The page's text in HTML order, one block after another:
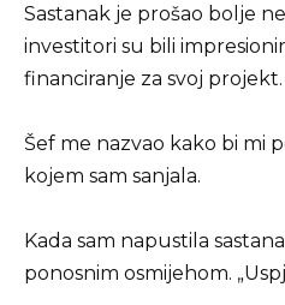
Sastanak je prošao bolje
investitori su bili
financiranje za svoj projekt.
Šef me nazvao kako bi mi
kojem sam sanjala.
Kada sam napustila
ponosnim osmijehom.